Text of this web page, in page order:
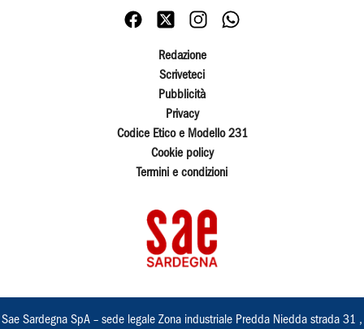
Redazione
Scriveteci
Pubblicità
Privacy
Codice Etico e Modello 231
Cookie policy
Termini e condizioni
Sae Sardegna SpA – sede legale Zona industriale Predda Niedda strada 31 ,